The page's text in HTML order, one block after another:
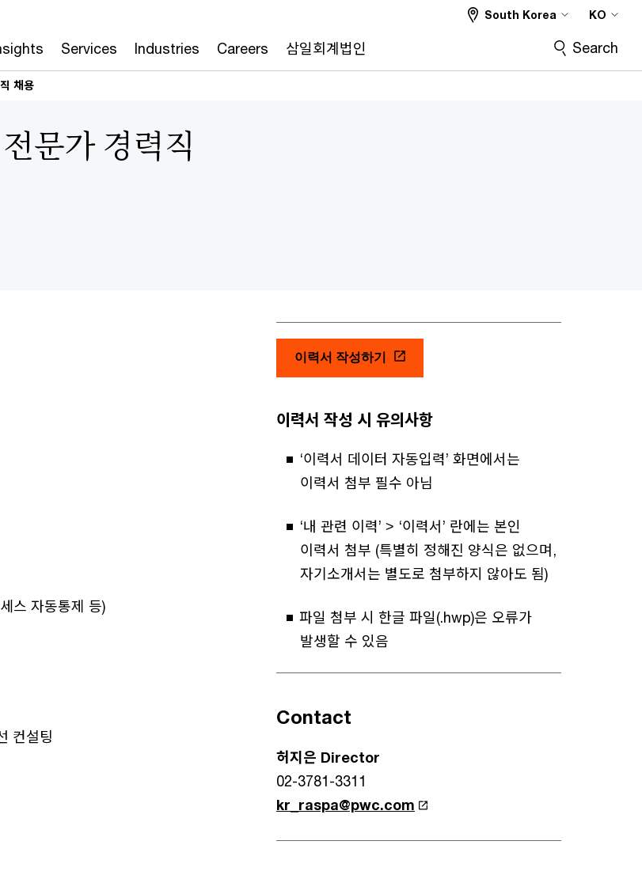
Services Industries Careers 삼일회계법인
South Korea KO
Search
채용
문가 경력직
스 자동통제 등)
컨설팅
이력서 작성하기
이력서 작성 시 유의사항
‘이력서 데이터 자동입력’ 화면에서는
이력서 첨부 필수 아님
‘내 관련 이력’ > ‘이력서’ 란에는 본인
이력서 첨부 (특별히 정해진 양식은 없으며,
자기소개서는 별도로 첨부하지 않아도 됨)
파일 첨부 시 한글 파일(.hwp)은 오류가
발생할 수 있음
Contact
허지은 Director
02-3781-3311
kr_raspa@pwc.com